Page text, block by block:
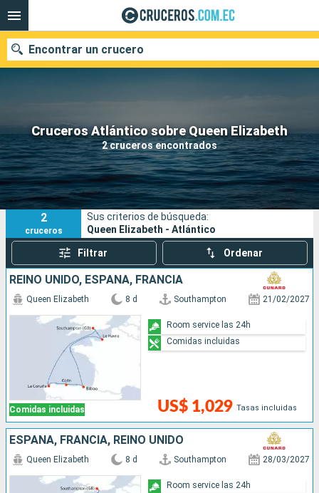
Cruceros Atlántico sobre Queen Elizabeth
2 cruceros encontrados
Encontrar un crucero
Nuestros destinos
Fecha de salida
Puertos Compañías
Buscar
2
cruceros
Sus criterios de búsqueda:
Queen Elizabeth - Atlántico
Filtrar Ordenar
REINO UNIDO, ESPAÑA, FRANCIA
Comidas incluidas
Queen Elizabeth 8 d Southampton 21/02/2027
US$ 1,029 Tasas incluidas
Room service las 24h
Comidas incluidas
ESPAÑA, FRANCIA, REINO UNIDO
Queen Elizabeth 8 d Southampton 28/03/2027
Room service las 24h